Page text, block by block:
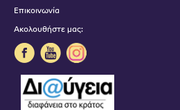
Επικοινωνία
Ακολουθήστε μας: